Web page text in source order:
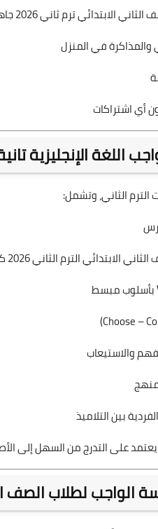
ترم ثاني 2026 جاهز للطباعة
في المنزل
أي اشتراكات
الإنجليزية
الثاني، وتشمل:
الابتدائي الترم الثاني 2026 كاملة
بأسلوب مبسط
والاستيعاب
بين التلاميذ
على التدرج من السهل إلى
الواجب لطلاب الصف